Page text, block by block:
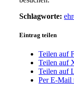
Schlagworte:
Eintrag teilen
Teilen auf
Teilen auf
Teilen auf
Per E-Mail